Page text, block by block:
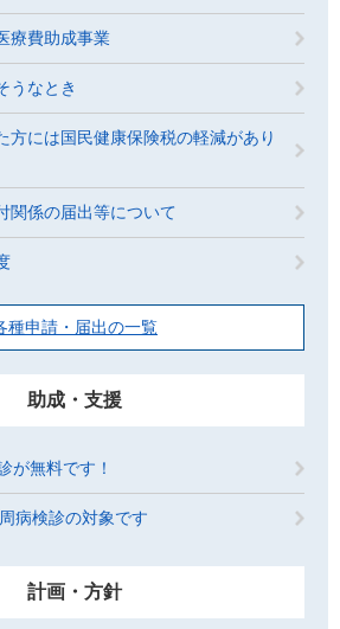
療費助成事業
うなとき
方には国民健康保険税の軽減があり
関係の届出等について
種申請・届出の一覧
助成・支援
無料です！
病検診の対象です
計画・方針